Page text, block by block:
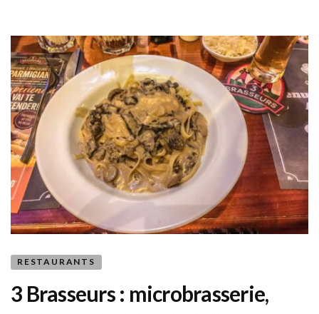
porter
!
RESTAURANTS
3 Brasseurs : microbrasserie,